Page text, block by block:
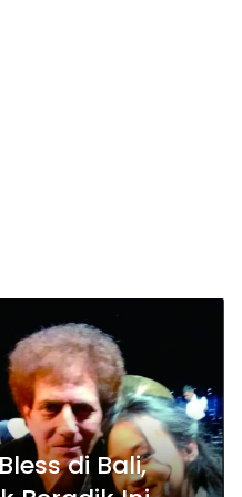
di Bali,